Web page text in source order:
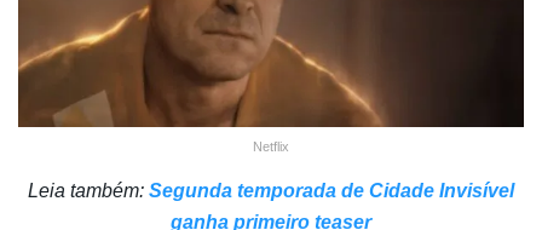
Netflix
Leia também: Segunda temporada de Cidade Invisível
ganha primeiro teaser